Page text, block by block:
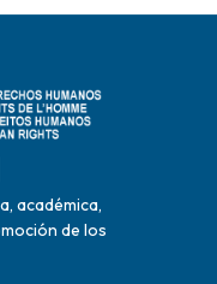
académica,
de los